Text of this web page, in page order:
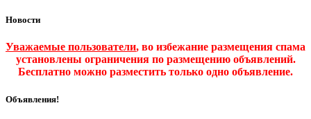
Новости
Уважаемые пользователи, во избежание размещения спама
установлены ограничения по размещению объявлений.
Бесплатно можно разместить только одно объявление.
Объявления!